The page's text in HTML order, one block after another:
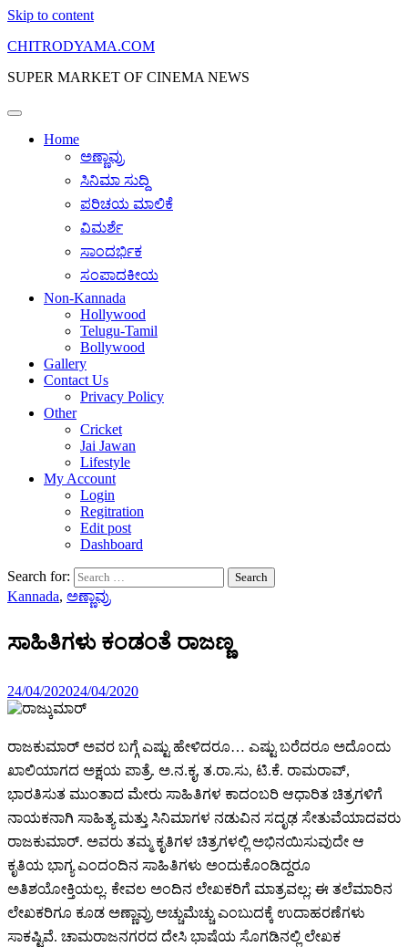
Skip to content
CHITRODYAMA.COM
SUPER MARKET OF CINEMA NEWS
Home
ಅಣ್ಣಾವ್ರು
ಸಿನಿಮಾ ಸುದ್ದಿ
ಪರಿಚಯ ಮಾಲಿಕೆ
ವಿಮರ್ಶೆ
ಸಾಂದರ್ಭಿಕ
ಸಂಪಾದಕೀಯ
Non-Kannada
Hollywood
Telugu-Tamil
Bollywood
Gallery
Contact Us
Privacy Policy
Other
Cricket
Jai Jawan
Lifestyle
My Account
Login
Regitration
Edit post
Dashboard
Search for:
Kannada, ಅಣ್ಣಾವ್ರು
ಸಾಹಿತಿಗಳು ಕಂಡಂತೆ ರಾಜಣ್ಣ
24/04/202024/04/2020
ರಾಜಕುಮಾರ್ ಅವರ ಬಗ್ಗೆ ಎಷ್ಟು ಹೇಳಿದರೂ… ಎಷ್ಟು ಬರೆದರೂ ಅದೊಂದು
ಖಾಲಿಯಾಗದ ಅಕ್ಷಯ ಪಾತ್ರೆ. ಅ.ನ.ಕೃ, ತ.ರಾ.ಸು, ಟಿ.ಕೆ. ರಾಮರಾವ್,
ಭಾರತಿಸುತ ಮುಂತಾದ ಮೇರು ಸಾಹಿತಿಗಳ ಕಾದಂಬರಿ ಆಧಾರಿತ ಚಿತ್ರಗಳಿಗೆ
ನಾಯಕನಾಗಿ ಸಾಹಿತ್ಯ ಮತ್ತು ಸಿನಿಮಾಗಳ ನಡುವಿನ ಸದೃಢ ಸೇತುವೆಯಾದವರು
ರಾಜಕುಮಾರ್. ಅವರು ತಮ್ಮ ಕೃತಿಗಳ ಚಿತ್ರಗಳಲ್ಲಿ ಅಭಿನಯಿಸುವುದೇ ಆ
ಕೃತಿಯ ಭಾಗ್ಯ ಎಂದಂದಿನ ಸಾಹಿತಿಗಳು ಅಂದುಕೊಂಡಿದ್ದರೂ
ಅತಿಶಯೋಕ್ತಿಯಲ್ಲ. ಕೇವಲ ಅಂದಿನ ಲೇಖಕರಿಗೆ ಮಾತ್ರವಲ್ಲ; ಈ ತಲೆಮಾರಿನ
ಲೇಖಕರಿಗೂ ಕೂಡ ಅಣ್ಣಾವ್ರು ಅಚ್ಚುಮೆಚ್ಚು ಎಂಬುದಕ್ಕೆ ಉದಾಹರಣೆಗಳು
ಸಾಕಷ್ಟಿವೆ. ಚಾಮರಾಜನಗರದ ದೇಸಿ ಭಾಷೆಯ ಸೊಗಡಿನಲ್ಲಿ ಲೇಖಕ